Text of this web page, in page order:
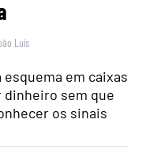
Luís
em caixas
sem que
os sinais